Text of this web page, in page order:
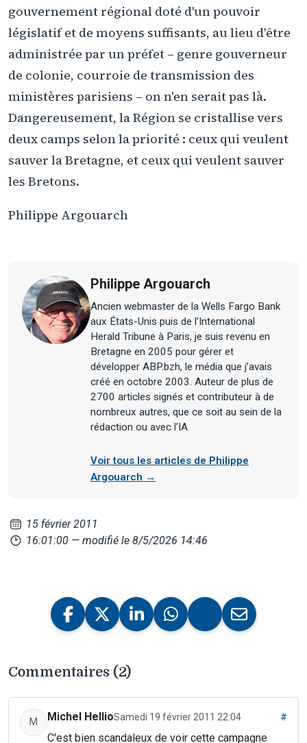
gouvernement régional doté d'un pouvoir
législatif et de moyens suffisants, au lieu d'être
administrée par un préfet – genre gouverneur
de colonie, courroie de transmission des
ministères parisiens – on n'en serait pas là.
Dangereusement, la Région se cristallise vers
deux camps selon la priorité : ceux qui veulent
sauver la Bretagne, et ceux qui veulent sauver
les Bretons.
Philippe Argouarch
Philippe Argouarch
Ancien webmaster de la Wells Fargo Bank
aux États-Unis puis de l’International
Herald Tribune à Paris, je suis revenu en
Bretagne en 2005 pour gérer et
développer ABP.bzh, le média que j’avais
créé en octobre 2003. Auteur de plus de
2700 articles signés et contributeur à de
nombreux autres, que ce soit au sein de la
rédaction ou avec l’IA.
Voir tous les articles de Philippe
Argouarch →
15 février 2011
16:01:00 — modifié le 8/5/2026 14:46
Commentaires (2)
M Michel HellioSamedi 19 février 2011 22:04 #
C'est bien scandaleux de voir cette campagne